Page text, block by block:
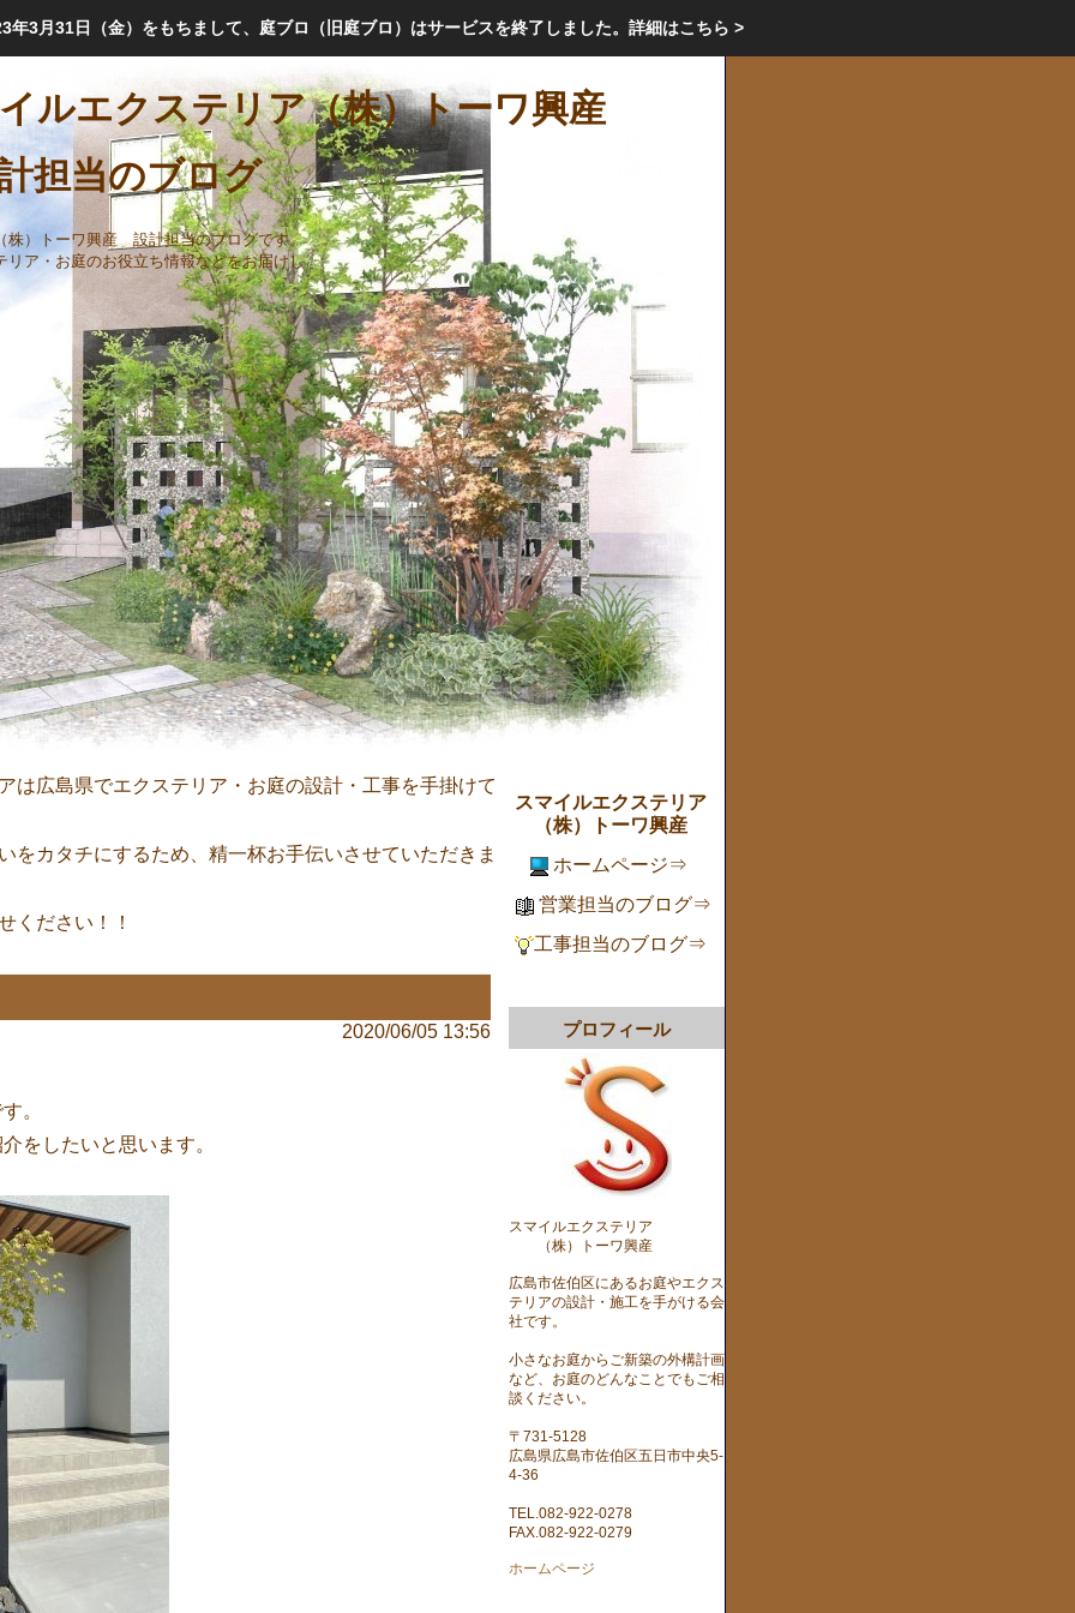
年3月31日（金）をもちまして、庭ブロ（旧庭ブロ）はサービスを終了しました。 詳細はこちら >
イルエクステリア（株）トーワ興産
のブログ
株）トーワ興産 設計担当のブログです。
リア・お庭のお役立ち情報などをお届けし
は広島県でエクステリア・お庭の設計・工事を手掛けて
をカタチにするため、精一杯お手伝いさせていただきま
ください！！
2020/06/05 13:56
。
をしたいと思います。
スマイルエクステリア
（株）トーワ興産
ホームページ⇒
営業担当のブログ⇒
工事担当のブログ⇒
プロフィール
スマイルエクステリア
（株）トーワ興産
広島市佐伯区にあるお庭やエクス
テリアの設計・施工を手がける会
社です。
小さなお庭からご新築の外構計画
など、お庭のどんなことでもご相
談ください。
〒731-5128
広島県広島市佐伯区五日市中央5-
4-36
TEL.082-922-0278
FAX.082-922-0279
ホームページ